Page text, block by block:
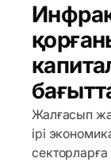
Жалғасып
ірі